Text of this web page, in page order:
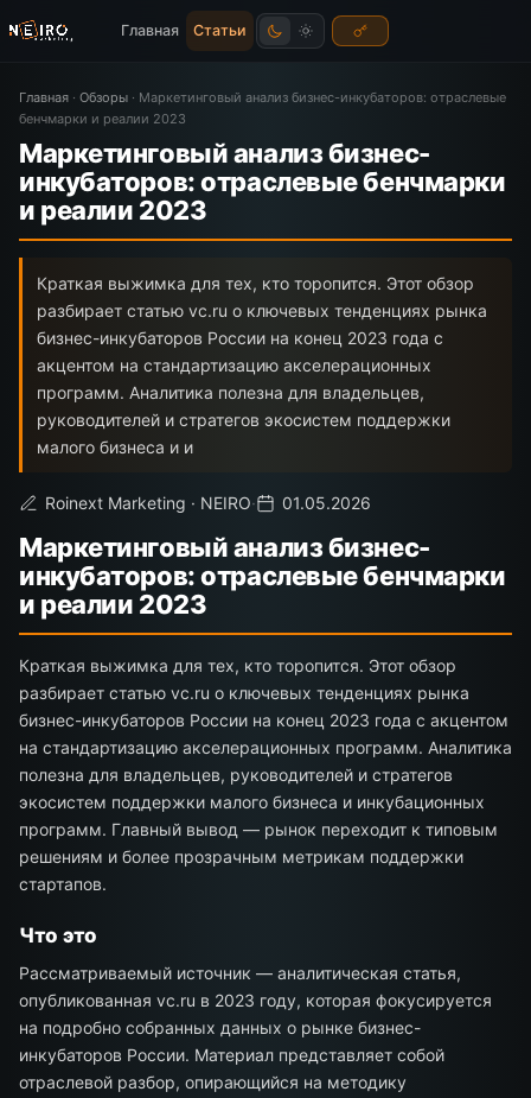
Главная Статьи
Главная · Обзоры · Маркетинговый анализ бизнес-инкубаторов: отраслевые
бенчмарки и реалии 2023
Маркетинговый анализ бизнес-
инкубаторов: отраслевые бенчмарки
и реалии 2023
Краткая выжимка для тех, кто торопится. Этот обзор
разбирает статью vc.ru о ключевых тенденциях рынка
бизнес-инкубаторов России на конец 2023 года с
акцентом на стандартизацию акселерационных
программ. Аналитика полезна для владельцев,
руководителей и стратегов экосистем поддержки
малого бизнеса и и
Roinext Marketing · NEIRO· 01.05.2026
Маркетинговый анализ бизнес-
инкубаторов: отраслевые бенчмарки
и реалии 2023
Краткая выжимка для тех, кто торопится. Этот обзор
разбирает статью vc.ru о ключевых тенденциях рынка
бизнес-инкубаторов России на конец 2023 года с акцентом
на стандартизацию акселерационных программ. Аналитика
полезна для владельцев, руководителей и стратегов
экосистем поддержки малого бизнеса и инкубационных
программ. Главный вывод — рынок переходит к типовым
решениям и более прозрачным метрикам поддержки
стартапов.
Что это
Рассматриваемый источник — аналитическая статья,
опубликованная vc.ru в 2023 году, которая фокусируется
на подробно собранных данных о рынке бизнес-
инкубаторов России. Материал представляет собой
отраслевой разбор, опирающийся на методику